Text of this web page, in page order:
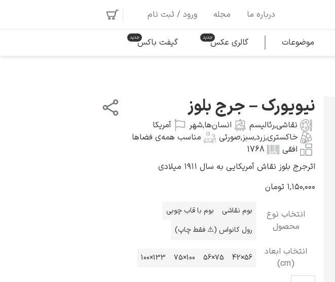
درباره ما مجله ورود / ثبت نام
موضوعات گالری عکس گیفت باکس
نیویورک – جرج بلوز
نقاشی,رئالیسم انسان‌ها,شهر
آمریکا
خاکستری,زرد,سبز,صورتی
مناسب همه‌ی فضاها
افقی
1768
اثرجرج بلوز نقاش آمریکایی به سال ۱۹۱۱ میلادی
۱,۱۵۰,۰۰۰ تومان
انتخاب نوع
محصول
بوم نقاشی
بوم با قاب چوبی
رول کانواس (⚠️ فقط چاپ)
انتخاب ابعاد
(cm)
56×42
75×56
100×75
133×100